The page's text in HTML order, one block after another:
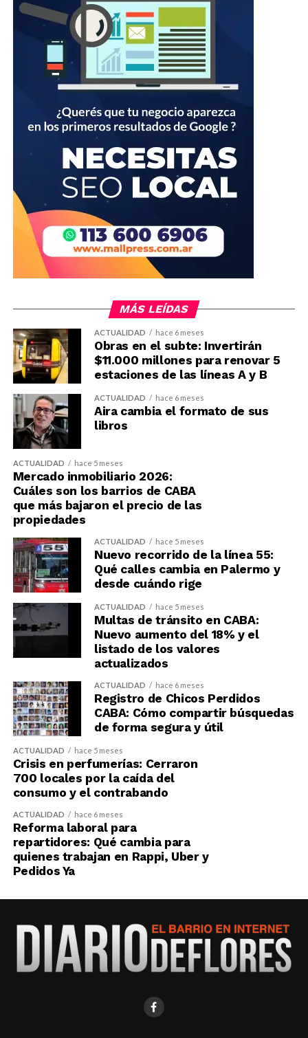
MÁS LEÍDAS
ACTUALIDAD hace 6 meses
Obras en el subte: Invertirán
$11.000 millones para renovar 5
estaciones de las líneas A y B
ACTUALIDAD hace 6 meses
Aira cambia el formato de sus
libros
ACTUALIDAD hace 5 meses
Mercado inmobiliario 2026:
Cuáles son los barrios de CABA
que más bajaron el precio de las
propiedades
ACTUALIDAD hace 5 meses
Nuevo recorrido de la línea 55:
Qué calles cambia en Palermo y
desde cuándo rige
ACTUALIDAD hace 5 meses
Multas de tránsito en CABA:
Nuevo aumento del 18% y el
listado de los valores
actualizados
ACTUALIDAD hace 6 meses
Registro de Chicos Perdidos
CABA: Cómo compartir búsquedas
de forma segura y útil
ACTUALIDAD hace 5 meses
Crisis en perfumerías: Cerraron
700 locales por la caída del
consumo y el contrabando
ACTUALIDAD hace 6 meses
Reforma laboral para
repartidores: Qué cambia para
quienes trabajan en Rappi, Uber y
Pedidos Ya